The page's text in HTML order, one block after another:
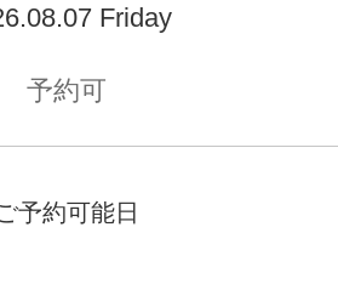
Friday
予約可
予約可能日